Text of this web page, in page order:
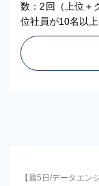
数：2回（上位＋
位社員が10名以
【週5日/データエン